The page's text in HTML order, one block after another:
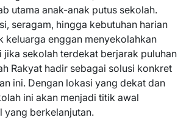
utama anak-anak putus sekolah.
seragam, hingga kebutuhan harian
keluarga enggan menyekolahkan
jika sekolah terdekat berjarak puluhan
Rakyat hadir sebagai solusi konkret
ini. Dengan lokasi yang dekat dan
ini akan menjadi titik awal
yang berkelanjutan.